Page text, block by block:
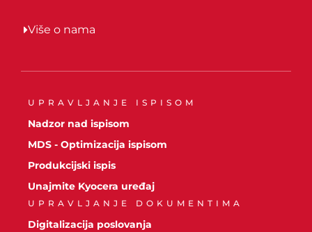
Više o nama
UPRAVLJANJE ISPISOM
Nadzor nad ispisom
MDS - Optimizacija ispisom
Produkcijski ispis
Unajmite Kyocera uređaj
UPRAVLJANJE DOKUMENTIMA
Digitalizacija poslovanja